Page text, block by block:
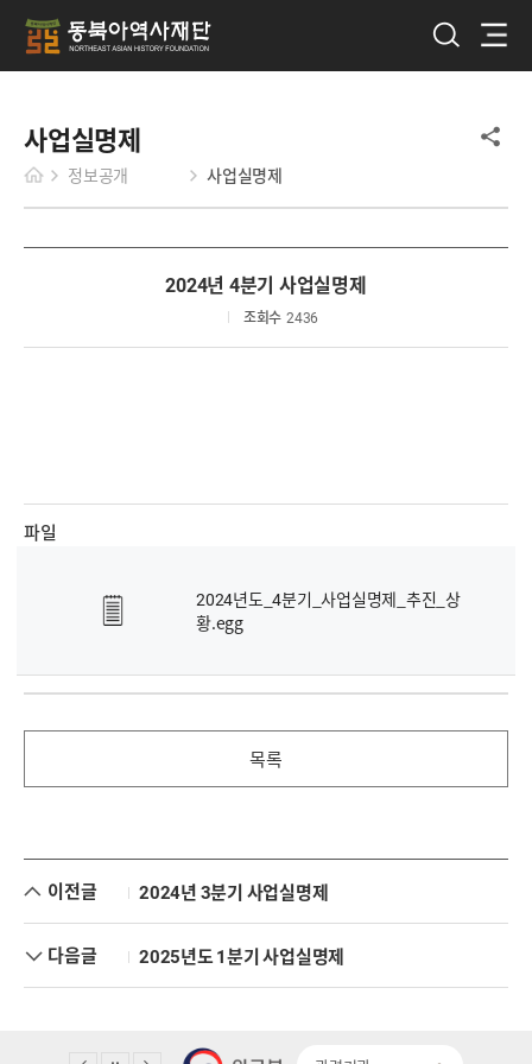
사업실명제
정보공개 사업실명제
2024년 4분기 사업실명제
조회수 2436
파일
2024년도_4분기_사업실명제_추진_상
황.egg
목록
이전글 2024년 3분기 사업실명제
다음글 2025년도 1분기 사업실명제